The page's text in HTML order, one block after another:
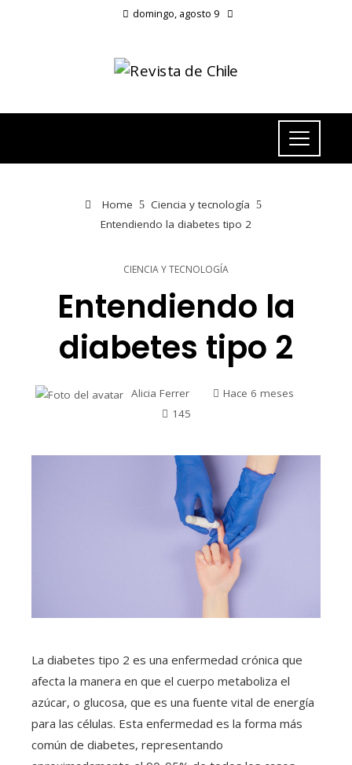
domingo, agosto 9
Home
Ciencia y tecnología
Entendiendo la diabetes tipo 2
CIENCIA Y TECNOLOGÍA
Entendiendo la
diabetes tipo 2
Alicia Ferrer
Hace 6 meses
145
La diabetes tipo 2 es una enfermedad crónica que
afecta la manera en que el cuerpo metaboliza el
azúcar, o glucosa, que es una fuente vital de energía
para las células. Esta enfermedad es la forma más
común de diabetes, representando